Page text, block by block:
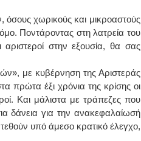
χωρικούς και μικροαστούς
Ποντάροντας στη λατρεία του
στην εξουσία, θα σας
με κυβέρνηση της Αριστεράς
πρώτα έξι χρόνια της κρίσης οι
Και μάλιστα με τράπεζες που
δάνεια για την ανακεφαλαίωσή
υπό άμεσο κρατικό έλεγχο,